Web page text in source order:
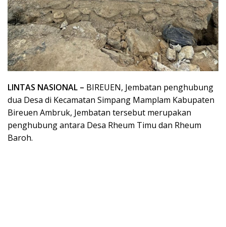
LINTAS NASIONAL – BIREUEN, Jembatan penghubung
dua Desa di Kecamatan Simpang Mamplam Kabupaten
Bireuen Ambruk, Jembatan tersebut merupakan
penghubung antara Desa Rheum Timu dan Rheum
Baroh.